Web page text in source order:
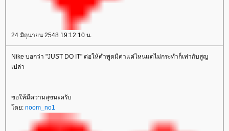
24 มิถุนายน 2548 19:12:10 น.
Nike บอกว่า "JUST DO IT" ต่อให้คำพูดมีค่าแค่ไหนแต่ไม่กระทำก็เท่ากับสูญ
เปล่า
ขอให้มีความสุขนะครับ
ดย: noom_no1